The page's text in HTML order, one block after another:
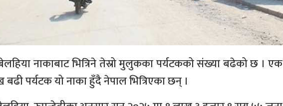
नाकाबाट भित्रिने तेस्रो मुलुकका पर्यटकको संख्या बढेको छ । एक
पर्यटक यो नाका हुँदै नेपाल भित्रिएका छन् ।